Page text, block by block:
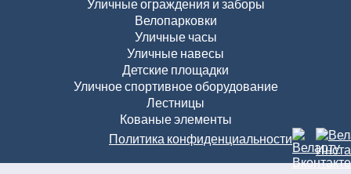
Уличные ограждения и заборы
Велопарковки
Уличные часы
Уличные навесы
Детские площадки
Уличное спортивное оборудование
Лестницы
Кованые элементы
Политика конфиденциальности